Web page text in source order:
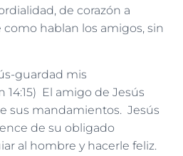
de corazón a
hablan los amigos, sin
guardad mis
El amigo de Jesús
sus mandamientos. Jesús
de su obligado
al hombre y hacerle feliz.